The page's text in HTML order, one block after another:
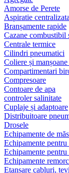
Amorse de Perete
Aspiratie centralizata
Branșamente rapide
Cazane combustibil
Centrale termice
Cilindri pneumatici
Coliere și
Compartimentari
Compresoare
Contoare de apa
controler salinitate
Cuplaje și adaptoare
Distribuitoare
Drosele
Echipamente de
Echipamente pentru
Echipamente
Echipamente
Etanșare cabluri,